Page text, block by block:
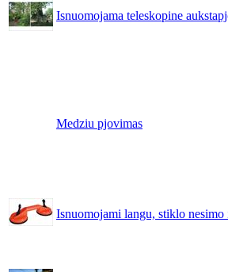
Isnuomojama teleskopine
Medziu pjovimas
Isnuomojami langu, stiklo nesimo